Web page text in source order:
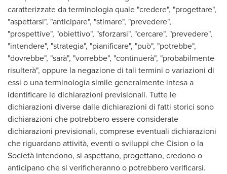
caratterizzate da terminologia quale "credere", "progettare",
"aspettarsi", "anticipare", "stimare", "prevedere",
"prospettive", "obiettivo", "sforzarsi", "cercare", "prevedere",
"intendere", "strategia", "pianificare", "può", "potrebbe",
"dovrebbe", "sarà", "vorrebbe", "continuerà", "probabilmente
risulterà", oppure la negazione di tali termini o variazioni di
essi o una terminologia simile generalmente intesa a
identificare le dichiarazioni previsionali. Tutte le
dichiarazioni diverse dalle dichiarazioni di fatti storici sono
dichiarazioni che potrebbero essere considerate
dichiarazioni previsionali, comprese eventuali dichiarazioni
che riguardano attività, eventi o sviluppi che Cision o la
Società intendono, si aspettano, progettano, credono o
anticipano che si verificheranno o potrebbero verificarsi.